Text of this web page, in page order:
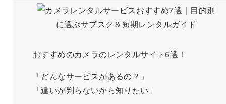
おすすめのカメラのレンタルサイト6選！
「どんなサービスがあるの？」
「違いが判らないから知りたい」